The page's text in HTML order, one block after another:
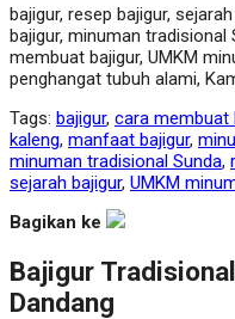
bajigur, resep bajigur,
bajigur, minuman tradisional
membuat bajigur, UMKM
penghangat tubuh alami,
Tags: bajigur, cara membuat
kaleng, manfaat bajigur,
minuman tradisional Sunda,
sejarah bajigur, UMKM
Bagikan ke
Bajigur
Dandang